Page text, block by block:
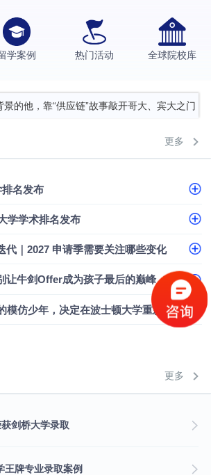
学案例 热门活动 全球院校库
大学数字媒体与创意产业硕士录取案例
经大学投资学背景，成功斩获英国名校多份
取
景的他，靠“供应链”故事敲开哥大、宾大之门
袭伦敦大学学院UCL录取案例解析
会大学伦理与公共事务硕士录取
更多
名发布
学学术排名发布
代｜2027 申请季需要关注哪些变化
让牛剑Offer成为孩子最后的巅峰
钟美美：那个13岁的模仿少年，决定在波士顿大学重新定义自己
更多
剑桥大学录取
王牌专业录取案例